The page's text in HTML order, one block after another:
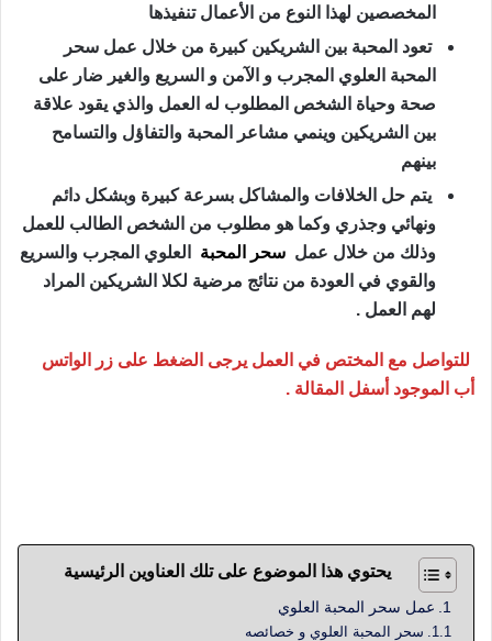
المخصصين لهذا النوع من الأعمال تنفيذها
تعود المحبة بين الشريكين كبيرة من خلال عمل سحر
المحبة العلوي المجرب و الآمن و السريع والغير ضار على
صحة وحياة الشخص المطلوب له العمل والذي يقود علاقة
بين الشريكين وينمي مشاعر المحبة والتفاؤل والتسامح
بينهم
يتم حل الخلافات والمشاكل بسرعة كبيرة وبشكل دائم
ونهائي وجذري وكما هو مطلوب من الشخص الطالب للعمل
وذلك من خلال عمل سحر المحبة
العلوي المجرب والسريع
والقوي في العودة من نتائج مرضية لكلا الشريكين المراد
لهم العمل .
للتواصل مع المختص في العمل يرجى الضغط على زر الواتس
أب الموجود أسفل المقالة .
يحتوي هذا الموضوع على تلك العناوين الرئيسية
عمل سحر المحبة العلوي
سحر المحبة العلوي و خصائصه